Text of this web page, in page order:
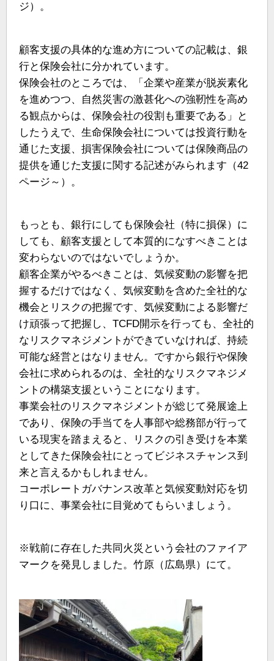
ジ）。
顧客支援の具体的な進め方についての記載は、銀
行と保険会社に分かれています。
保険会社のところでは、「企業や産業が脱炭素化
を進めつつ、自然災害の激甚化への強靭性を高め
る観点からは、保険会社の役割も重要である」と
したうえで、生命保険会社については投資行動を
通じた支援、損害保険会社については保険商品の
提供を通じた支援に関する記述がみられます（42
ページ～）。
もっとも、銀行にしても保険会社（特に損保）に
しても、顧客支援として本質的になすべきことは
変わらないのではないでしょうか。
顧客企業がやるべきことは、気候変動の影響を把
握するだけではなく、気候変動を含めた全社的な
機会とリスクの把握です、気候変動による影響だ
け頑張って把握し、TCFD開示を行っても、全社的
なリスクマネジメントができていなければ、持続
可能な経営とはなりません。ですから銀行や保険
会社に求められるのは、全社的なリスクマネジメ
ントの構築支援ということになります。
事業会社のリスクマネジメントが総じて発展途上
であり、保険の手当てを人事部や総務部が行って
いる現実を踏まえると、リスクの引き受けを本業
としてきた保険会社にとってビジネスチャンス到
来と言えるかもしれません。
コーポレートガバナンス改革と気候変動対応を切
り口に、事業会社に目覚めてもらいましょう。
※戦前に存在した共同火災という会社のファイア
マークを発見しました。竹原（広島県）にて。